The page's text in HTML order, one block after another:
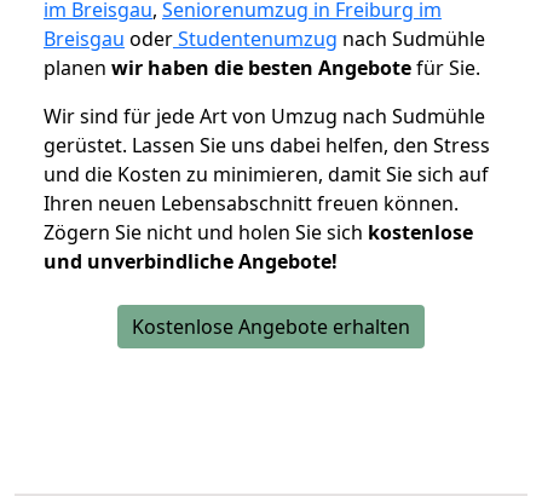
im Breisgau, Seniorenumzug in Freiburg im
Breisgau oderStudentenumzug nach Sudmühle
planen wir haben die besten Angebotefür Sie.
Wir sind für jede Art von Umzug nach Sudmühle
gerüstet. Lassen Sie uns dabei helfen, den Stress
und die Kosten zu minimieren, damit Sie sich auf
Ihren neuen Lebensabschnitt freuen können.
Zögern Sie nicht und holen Sie sich kostenlose
und unverbindliche Angebote!
Kostenlose Angebote erhalten